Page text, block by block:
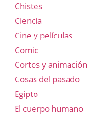
Chistes
Ciencia
Cine y películas
Comic
Cortos y animación
Cosas del pasado
Egipto
El cuerpo humano